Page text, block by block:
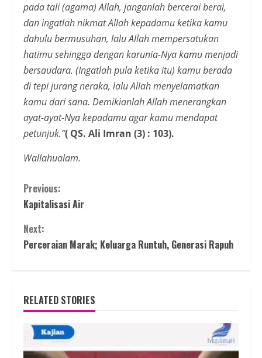
pada tali (agama) Allah, janganlah bercerai berai,
dan ingatlah nikmat Allah kepadamu ketika kamu
dahulu bermusuhan, lalu Allah mempersatukan
hatimu sehingga dengan karunia-Nya kamu menjadi
bersaudara. (Ingatlah pula ketika itu) kamu berada
di tepi jurang neraka, lalu Allah menyelamatkan
kamu dari sana. Demikianlah Allah menerangkan
ayat-ayat-Nya kepadamu agar kamu mendapat
petunjuk.”( QS. Ali Imran (3) : 103).
Wallahualam.
Continue
Reading
Previous:
Kapitalisasi Air
Next:
Perceraian Marak; Keluarga Runtuh, Generasi Rapuh
RELATED STORIES